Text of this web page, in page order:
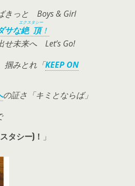
きっと Boys & Girl
サな絶頂
エクスタシー
！
未来へ Let’s Go!
みとれ「KEEP ON
の証さ「キミとならば」
タシー)！ 」